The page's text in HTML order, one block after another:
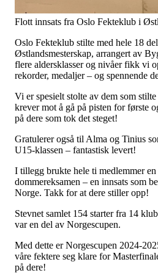
Flott innsats fra Oslo Fekteklub i
Oslo Fekteklub stilte med hele 18
Østlandsmesterskap, arrangert av
flere aldersklasser og nivåer fikk vi
rekorder, medaljer – og spennende
Vi er spesielt stolte av dem som
krever mot å gå på pisten for første
på dere som tok det steget!
Gratulerer også til Alma og Tinius
U15-klassen – fantastisk levert!
I tillegg brukte hele ti medlemmer
dommereksamen – en innsats som
Norge. Takk for at dere stiller opp!
Stevnet samlet 154 starter fra 14
var en del av Norgescupen.
Med dette er Norgescupen 2024-
våre fektere seg klare for
på dere!